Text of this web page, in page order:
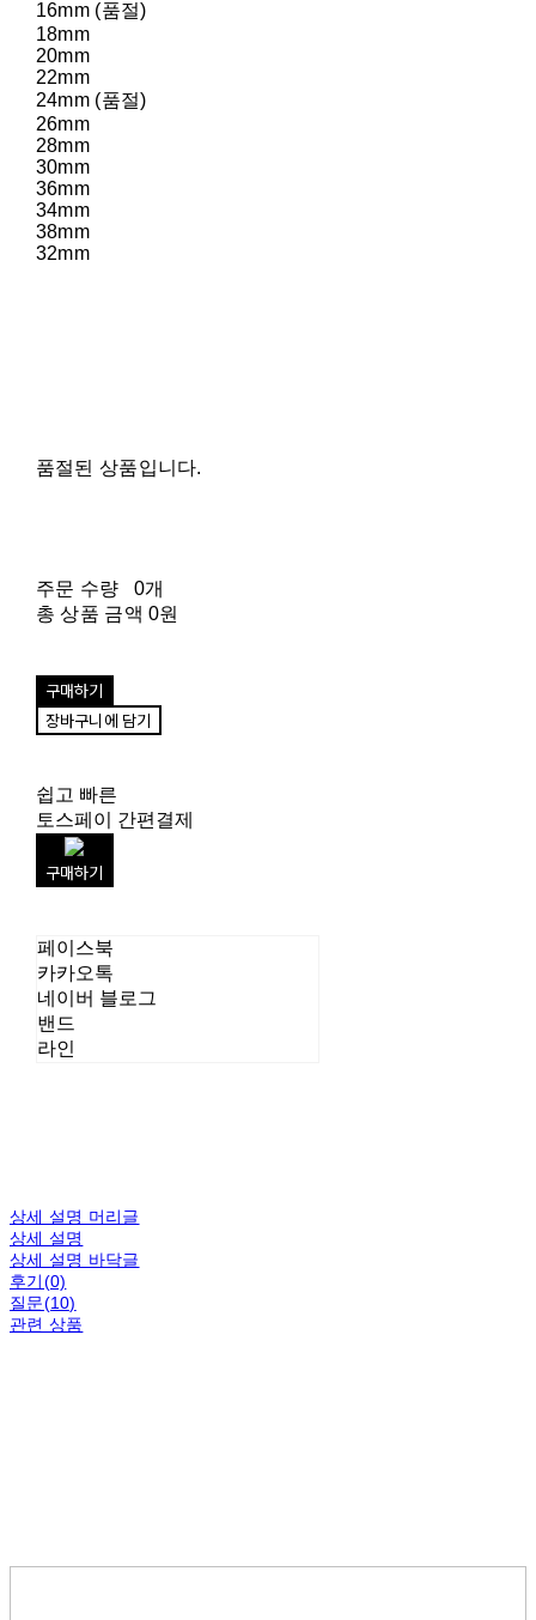
16mm (품절)
18mm
20mm
22mm
24mm (품절)
26mm
28mm
30mm
36mm
34mm
38mm
32mm
품절된 상품입니다.
주문 수량
0개
총 상품 금액 0원
구매하기
장바구니에 담기
쉽고 빠른
토스페이 간편결제
구매하기
페이스북
카카오톡
네이버 블로그
밴드
라인
상세 설명 머리글
상세 설명
상세 설명 바닥글
후기(0)
질문(10)
관련 상품